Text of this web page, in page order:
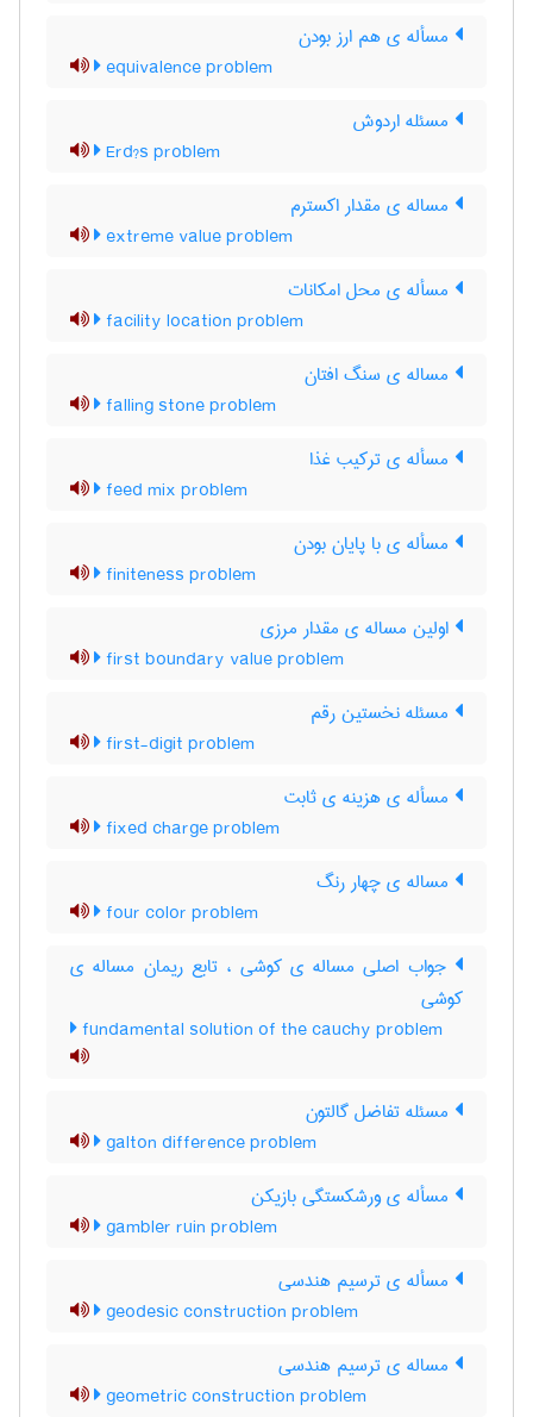
مسأله ی هم ارز بودن
equivalence problem
مسئله اردوش
Erd?s problem
مساله ی مقدار اکسترم
extreme value problem
مسأله ی محل امکانات
facility location problem
مساله ی سنگ افتان
falling stone problem
مسأله ی ترکیب غذا
feed mix problem
مسأله ی با پایان بودن
finiteness problem
اولین مساله ی مقدار مرزی
first boundary value problem
مسئله نخستین رقم
first-digit problem
مسأله ی هزینه ی ثابت
fixed charge problem
مساله ی چهار رنگ
four color problem
جواب اصلی مساله ی کوشی ، تابع ریمان مساله ی
کوشی
fundamental solution of the cauchy problem
مسئله تفاضل گالتون
galton difference problem
مسأله ی ورشکستگی بازیکن
gambler ruin problem
مسأله ی ترسیم هندسی
geodesic construction problem
مساله ی ترسیم هندسی
geometric construction problem